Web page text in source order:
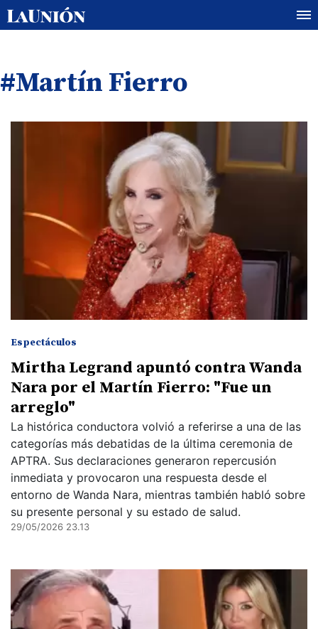
#Martín Fierro
Espectáculos
Mirtha Legrand apuntó contra Wanda
Nara por el Martín Fierro: "Fue un
arreglo"
La histórica conductora volvió a referirse a una de las
categorías más debatidas de la última ceremonia de
APTRA. Sus declaraciones generaron repercusión
inmediata y provocaron una respuesta desde el
entorno de Wanda Nara, mientras también habló sobre
su presente personal y su estado de salud.
29/05/2026 23.13